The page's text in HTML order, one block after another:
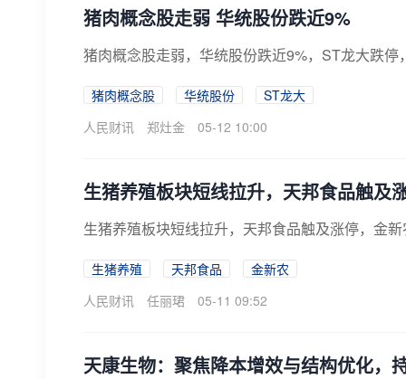
猪肉概念股走弱 华统股份跌近9%
猪肉概念股走弱，华统股份跌近9%，ST龙大跌
猪肉概念股 华统股份
ST龙大
人民财讯
郑灶金 05-12 10:00
生猪养殖板块短线拉升，天邦食品触及
生猪养殖板块短线拉升，天邦食品触及涨停，金
生猪养殖 天邦食品
金新农
人民财讯
任丽珺 05-11 09:52
天康生物：聚焦降本增效与结构优化，